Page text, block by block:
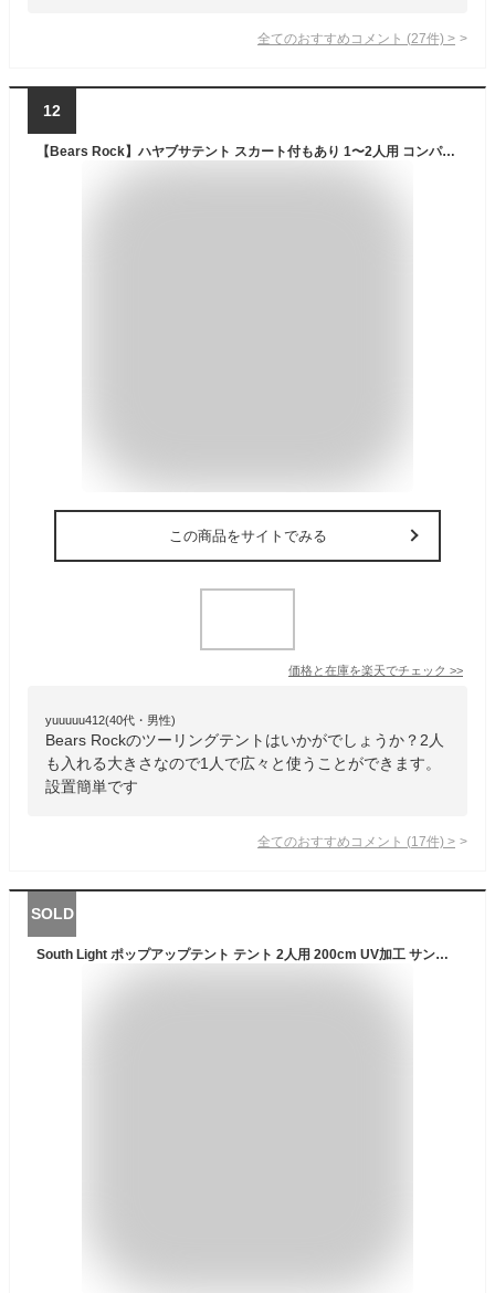
全てのおすすめコメント (27件) >
12
【Bears Rock】ハヤブサテント スカート付もあり 1〜2人用 コンパクト ツーリング 幅 長さ 45cm ドームテント ワンタッチテント テント 自立式 自立型 ソロキャンプ 1人用 2人用 一人用 二人用 ツーリングテント ソロテント 自立 防災 キャンプ テント TS-201H
この商品をサイトでみる
価格と在庫を楽天でチェック >>
yuuuuu412(40代・男性)
Bears Rockのツーリングテントはいかがでしょうか？2人
も入れる大きさなので1人で広々と使うことができます。
設置簡単です
全てのおすすめコメント (17件) >
SOLD
South Light ポップアップテント テント 2人用 200cm UV加工 サンシェード 日除け 遮光 メッシュ フルクローズ 防水 テント ポップアップ 海 公園 BBQ アウトドア ソロ キャンプ レジャー 人気 おしゃれ 軽量 収納袋付 sl-zp150